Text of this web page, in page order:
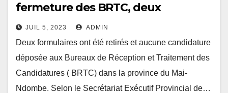
fermeture des BRTC, deux
formulaires retirés et aucune
candidature déposée
JUIL 5, 2023 ADMIN
Deux formulaires ont été retirés et aucune candidature
déposée aux Bureaux de Réception et Traitement des
Candidatures ( BRTC) dans la province du Mai-
Ndombe. Selon le Secrétariat Exécutif Provincial de…